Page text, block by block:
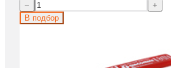
−
+
В подбор